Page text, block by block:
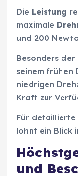
Die Leistung
maximale
und 200
Besonders der
seinem frühen
niedrigen
Kraft zur
Für detaillierte
lohnt ein Blick
und